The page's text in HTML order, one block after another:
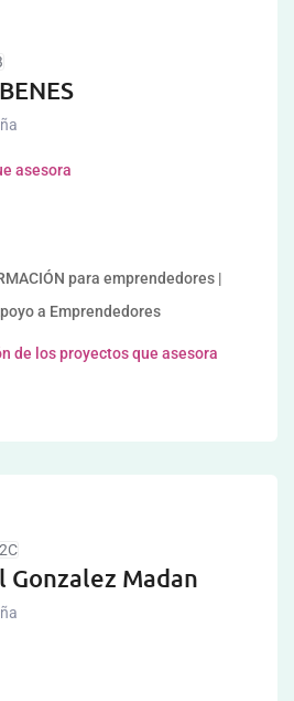
asesora
para emprendedores |
a Emprendedores
de los proyectos que asesora
Madan